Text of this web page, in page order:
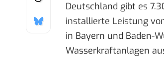
Deutschland gibt es
installierte Leistung
in Bayern und Baden-
Wasserkraftanlagen